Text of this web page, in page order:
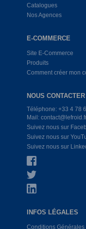
Catalogues
Nos Agences
E-COMMERCE
Site E-Commerce
Produits
Comment créer mon
NOUS CONTACTER
Téléphone: +33 4 78
Mail:
Suivez nous sur
Suivez nous sur
Suivez nous sur
INFOS LÉGALES
Conditions Générales